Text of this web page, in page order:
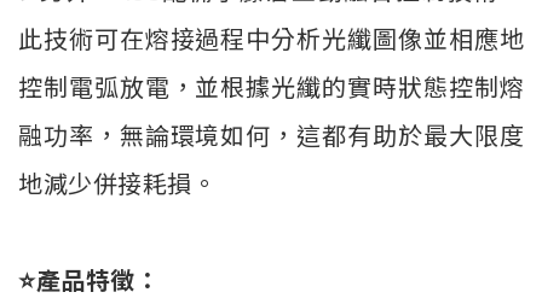
此技術可在熔接過程中分析光纖圖像並相應地
控制電弧放電，並根據光纖的實時狀態控制熔
融功率，無論環境如何，這都有助於最大限度
地減少併接耗損。
⭐產品特徵：